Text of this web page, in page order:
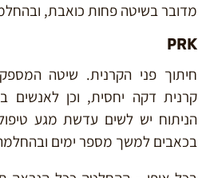
מדובר בשיטה פחות כואבת,
PRK
חיתוך פני הקרנית. שיטה
קרנית דקה יחסית, וכן לאנשים
הניתוח יש לשים עדשת מגע
בכאבים למשך מספר ימים ובהחלמה